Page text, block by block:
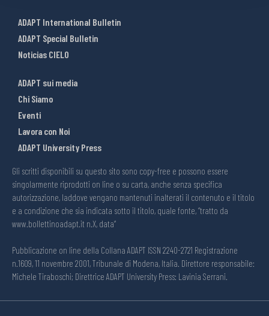
ADAPT International Bulletin
ADAPT Special Bulletin
Noticias CIELO
ADAPT sui media
Chi Siamo
Eventi
Lavora con Noi
ADAPT University Press
Gli scritti disponibili su questo sito sono copy-free e possono essere
singolarmente riprodotti on line o su carta, anche senza specifica
autorizzazione, laddove vengano mantenuti inalterati il contenuto e il titolo
e a condizione che sia indicata sotto il titolo, quale fonte, “tratto da
www.bollettinoadapt.it n.X, data“
Pubblicazione on line della Collana ADAPT ISSN 2240-2721 Registrazione
n.1609, 11 novembre 2001, Tribunale di Modena, Italia. Direttore responsabile:
Michele Tiraboschi; Direttrice ADAPT University Press: Lavinia Serrani.